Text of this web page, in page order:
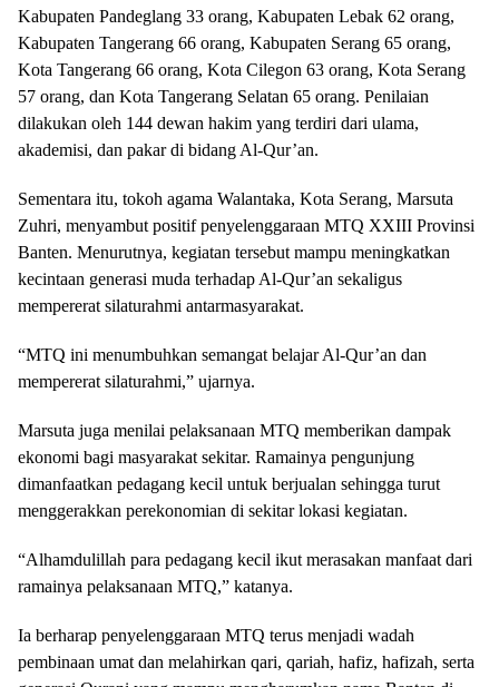
Kabupaten Pandeglang 33 orang, Kabupaten Lebak 62 orang,
Kabupaten Tangerang 66 orang, Kabupaten Serang 65 orang,
Kota Tangerang 66 orang, Kota Cilegon 63 orang, Kota Serang
57 orang, dan Kota Tangerang Selatan 65 orang. Penilaian
dilakukan oleh 144 dewan hakim yang terdiri dari ulama,
akademisi, dan pakar di bidang Al-Qur’an.
Sementara itu, tokoh agama Walantaka, Kota Serang, Marsuta
Zuhri, menyambut positif penyelenggaraan MTQ XXIII Provinsi
Banten. Menurutnya, kegiatan tersebut mampu meningkatkan
kecintaan generasi muda terhadap Al-Qur’an sekaligus
mempererat silaturahmi antarmasyarakat.
“MTQ ini menumbuhkan semangat belajar Al-Qur’an dan
mempererat silaturahmi,” ujarnya.
Marsuta juga menilai pelaksanaan MTQ memberikan dampak
ekonomi bagi masyarakat sekitar. Ramainya pengunjung
dimanfaatkan pedagang kecil untuk berjualan sehingga turut
menggerakkan perekonomian di sekitar lokasi kegiatan.
“Alhamdulillah para pedagang kecil ikut merasakan manfaat dari
ramainya pelaksanaan MTQ,” katanya.
Ia berharap penyelenggaraan MTQ terus menjadi wadah
pembinaan umat dan melahirkan qari, qariah, hafiz, hafizah, serta